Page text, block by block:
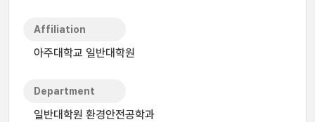
Affiliation
아주대학교 일반대학원
Department
일반대학원 환경안전공학과